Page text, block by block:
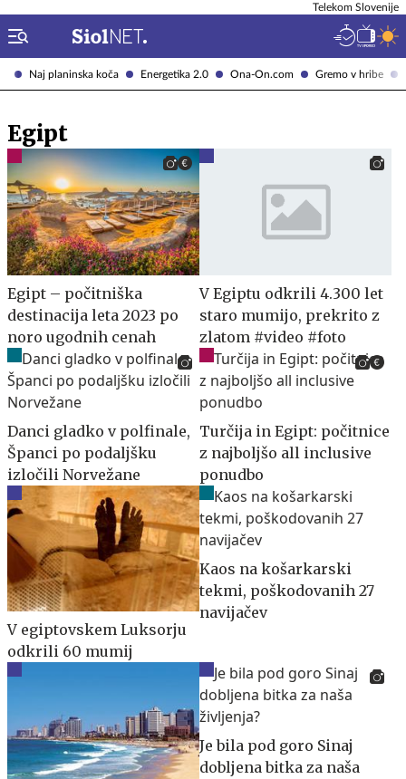
Naj planinska koča Energetika 2.0 Ona-On.com Gremo v hribe
Telekom Slovenije
Egipt
Egipt – počitniška
destinacija leta 2023 po
noro ugodnih cenah
V Egiptu odkrili 4.300 let
staro mumijo, prekrito z
zlatom #video #foto
Danci gladko v polfinale,
Španci po podaljšku
izločili Norvežane
Turčija in Egipt: počitnice
z najboljšo all inclusive
ponudbo
V egiptovskem Luksorju
odkrili 60 mumij
Kaos na košarkarski
tekmi, poškodovanih 27
navijačev
Je bila pod goro Sinaj
dobljena bitka za naša